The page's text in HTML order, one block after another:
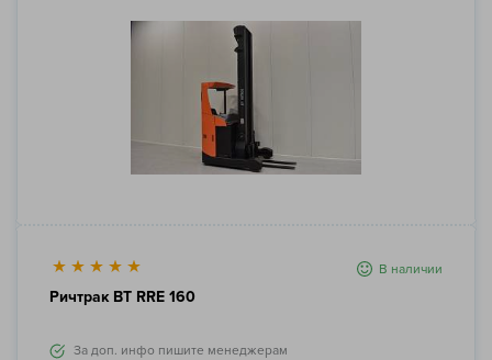
В наличии
Ричтрак BT RRE 160
За доп. инфо пишите менеджерам